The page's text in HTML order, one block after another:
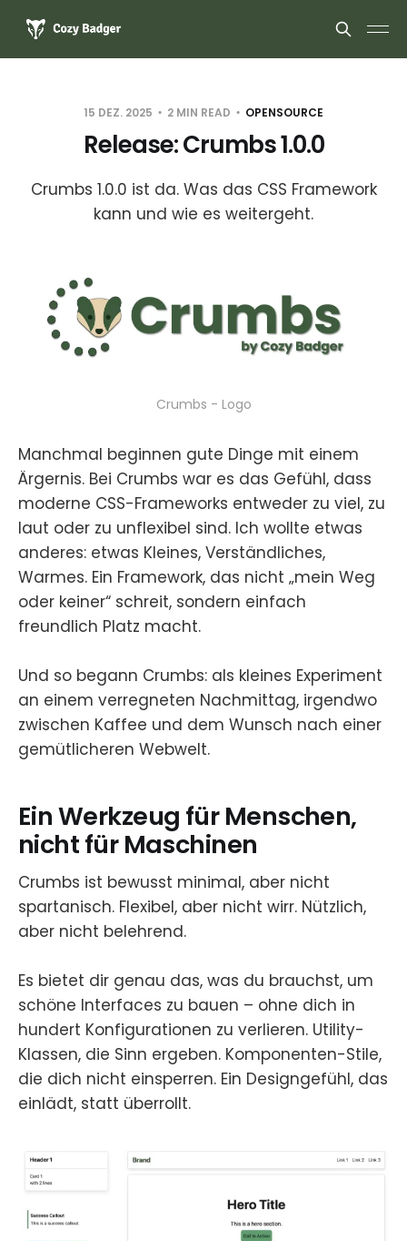
15 DEZ. 2025 2 MIN READ OPENSOURCE
Release: Crumbs 1.0.0
Crumbs 1.0.0 ist da. Was das CSS Framework
kann und wie es weitergeht.
Crumbs - Logo
Manchmal beginnen gute Dinge mit einem
Ärgernis. Bei Crumbs war es das Gefühl, dass
moderne CSS-Frameworks entweder zu viel, zu
laut oder zu unflexibel sind. Ich wollte etwas
anderes: etwas Kleines, Verständliches,
Warmes. Ein Framework, das nicht „mein Weg
oder keiner“ schreit, sondern einfach
freundlich Platz macht.
Und so begann Crumbs: als kleines Experiment
an einem verregneten Nachmittag, irgendwo
zwischen Kaffee und dem Wunsch nach einer
gemütlicheren Webwelt.
Ein Werkzeug für Menschen,
nicht für Maschinen
Crumbs ist bewusst minimal, aber nicht
spartanisch. Flexibel, aber nicht wirr. Nützlich,
aber nicht belehrend.
Es bietet dir genau das, was du brauchst, um
schöne Interfaces zu bauen – ohne dich in
hundert Konfigurationen zu verlieren. Utility-
Klassen, die Sinn ergeben. Komponenten-Stile,
die dich nicht einsperren. Ein Designgefühl, das
einlädt, statt überrollt.